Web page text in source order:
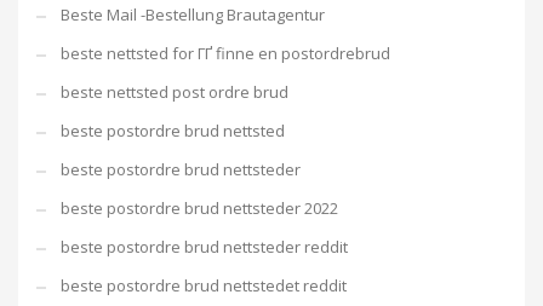
Beste Mail -Bestellung Brautagentur
beste nettsted for ГҐ finne en postordrebrud
beste nettsted post ordre brud
beste postordre brud nettsted
beste postordre brud nettsteder
beste postordre brud nettsteder 2022
beste postordre brud nettsteder reddit
beste postordre brud nettstedet reddit